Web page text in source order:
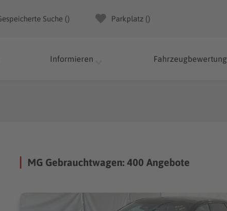
Suche () Parkplatz ()
Informieren Fahrzeugbewertung
MG Gebrauchtwagen: 400 Angebote